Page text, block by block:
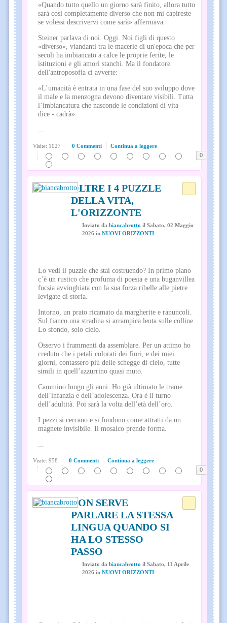
«Quando tutto quello un giorno sarà finito, allora tutto
sarà così completamente diverso che non mi capireste
se volessi descrivervi come sarà» affermava.
Steiner parlava di noi. Oggi. Noi figli di questo
«diverso», viandanti tra le macerie di un'epoca che per
secoli ha imbiancato a calce le proprie ferite, le
istituzioni e gli amori stanchi. Ma il fondatore
dell'antroposofia ci avverte:
«L’umanità è entrata in una fase del suo sviluppo dove
il male e la menzogna devono diventare visibili. Tutta
l’imbiancatura che nasconde le condizioni di vita -
dice - cadrà».
0 Commenti Continua a leggere
Visite: 1027
0
OLTRE I 4 PUZZLE
DELLA VITA,
L'ORIZZONTE
Inviato da biancabrotto il Sabato, 02 Maggio
2026 in NUOVI ORIZZONTI
Lo vedi il puzzle che stai costruendo? In primo piano
c’è un rustico che profuma di poesia e una buganvillea
fucsia avvinghiata con la sua forza ribelle alle pietre
levigate di storia.
Intorno, un prato ricamato da margherite e ranuncoli.
Sul fianco una stradina si arrampica lenta sulle colline.
Lo sfondo, solo cielo.
Osservo i frammenti da assemblare. Per un attimo ho
creduto che i petali colorati dei fiori, e dei miei
giorni, contassero più delle schegge di cielo, tutte
simili in quell’azzurrino quasi muto.
Cammino lungo gli anni. Ho già ultimato le trame
dell’infanzia e dell’adolescenza. Ora è il turno
dell’adultità. Poi sarà la volta dell’età dell’oro.
I pezzi si cercano e si fondono come attratti da un
magnete invisibile. Il mosaico prende forma.
0 Commenti Continua a leggere
Visite: 958
0
NON SERVE
PARLARE LA STESSA
LINGUA QUANDO SI
HA LO STESSO
PASSO
Inviato da biancabrotto il Sabato, 11 Aprile
2026 in NUOVI ORIZZONTI